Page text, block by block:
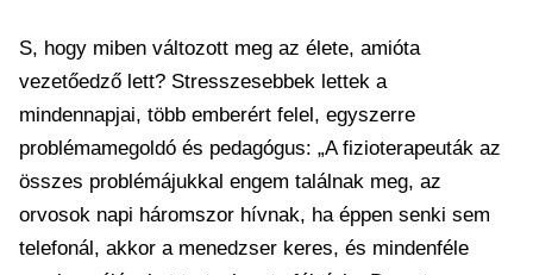
S, hogy miben változott meg az élete, amióta
vezetőedző lett? Stresszesebbek lettek a
mindennapjai, több emberért felel, egyszerre
problémamegoldó és pedagógus: „A fizioterapeuták az
összes problémájukkal engem találnak meg, az
orvosok napi háromszor hívnak, ha éppen senki sem
telefonál, akkor a menedzser keres, és mindenféle